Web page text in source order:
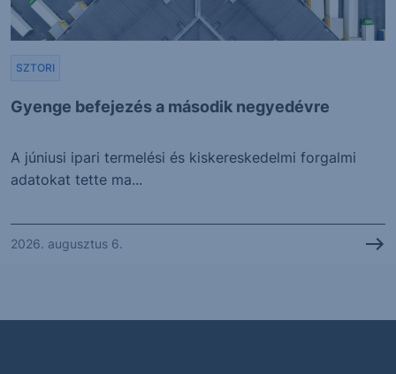
Gyenge befejezés a második negyedévre
SZTORI
A júniusi ipari termelési és kiskereskedelmi forgalmi
adatokat tette ma...
2026. augusztus 6.